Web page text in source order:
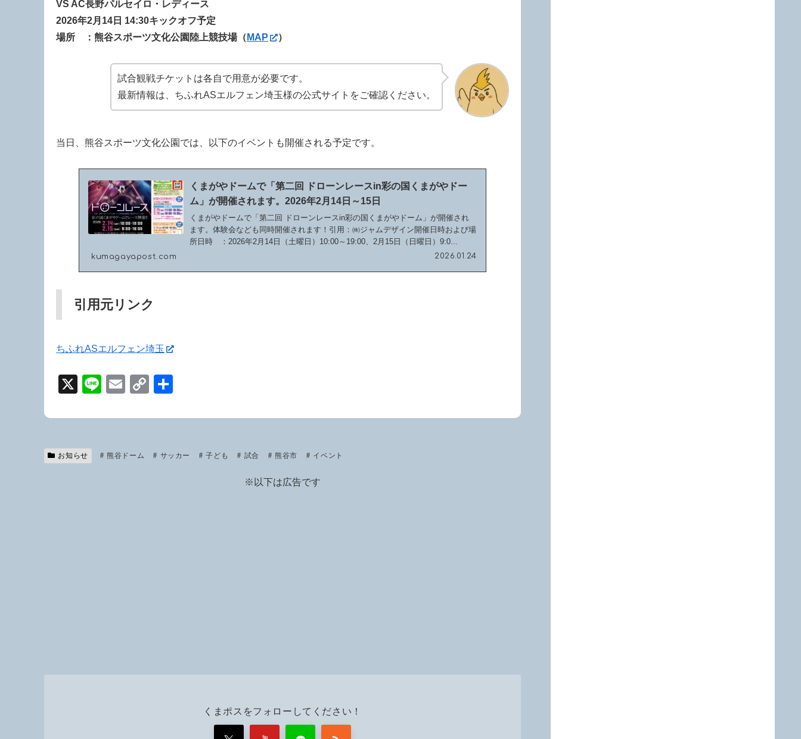
VS AC長野パルセイロ・レディース
2026年2月14日 14:30キックオフ予定
場所 ：熊谷スポーツ文化公園陸上競技場（ MAP ）
試合観戦チケットは各自で用意が必要です。
最新情報は、ちふれASエルフェン埼玉様の公式サイトをご確認ください。
当日、熊谷スポーツ文化公園では、以下のイベントも開催される予定です。
くまがやドームで「第二回 ドローンレースin彩の国くまがやドー
ム」が開催されます。2026年2月14日～15日
くまがやドームで「第二回 ドローンレースin彩の国くまがやドーム」が開催され
ます。体験会なども同時開催されます！引用：㈱ジャムデザイン開催日時および場
所日時 ：2026年2月14日（土曜日）10:00～19:00、2月15日（日曜日）9:0...
kumagayapost.com 2026.01.24
引用元リンク
ちふれASエルフェン埼玉
X
Li
e
E
ail
C
p
Li
お知らせ 熊谷ドーム サッカー 子ども 試合 熊谷市 イベント
※以下は広告です
くまポスをフォローしてください！